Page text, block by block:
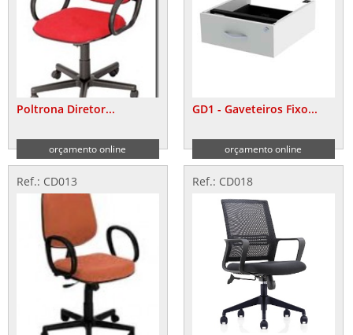
Poltrona Diretor...
orçamento online
GD1 - Gaveteiros Fixo...
orçamento online
Ref.: CD013 Ref.: CD018